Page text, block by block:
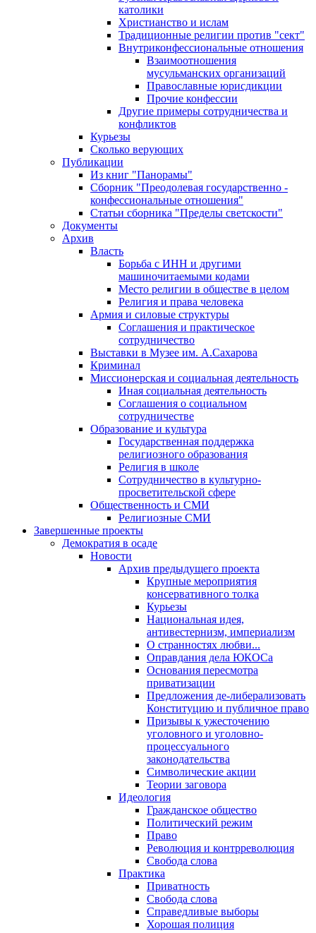
католики
Христианство и ислам
Традиционные религии против "сект"
Внутриконфессиональные отношения
Взаимоотношения
мусульманских организаций
Православные юрисдикции
Прочие конфессии
Другие примеры сотрудничества и
конфликтов
Курьезы
Сколько верующих
Публикации
Из книг "Панорамы"
Сборник "Преодолевая государственно -
конфессиональные отношения"
Статьи сборника "Пределы светскости"
Документы
Архив
Власть
Борьба с ИНН и другими
машиночитаемыми кодами
Место религии в обществе в целом
Религия и права человека
Армия и силовые структуры
Соглашения и практическое
сотрудничество
Выставки в Музее им. А.Сахарова
Криминал
Миссионерская и социальная деятельность
Иная социальная деятельность
Соглашения о социальном
сотрудничестве
Образование и культура
Государственная поддержка
религиозного образования
Религия в школе
Сотрудничество в культурно-
просветительской сфере
Общественность и СМИ
Религиозные СМИ
Завершенные проекты
Демократия в осаде
Новости
Архив предыдущего проекта
Крупные мероприятия
консервативного толка
Курьезы
Национальная идея,
антивестернизм, империализм
О странностях любви...
Оправдания дела ЮКОСа
Основания пересмотра
приватизации
Предложения де-либерализовать
Конституцию и публичное право
Призывы к ужесточению
уголовного и уголовно-
процессуального
законодательства
Символические акции
Теории заговора
Идеология
Гражданское общество
Политический режим
Право
Революция и контрреволюция
Свобода слова
Практика
Приватность
Свобода слова
Справедливые выборы
Хорошая полиция